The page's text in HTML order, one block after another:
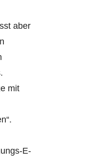
aber
mit
E-